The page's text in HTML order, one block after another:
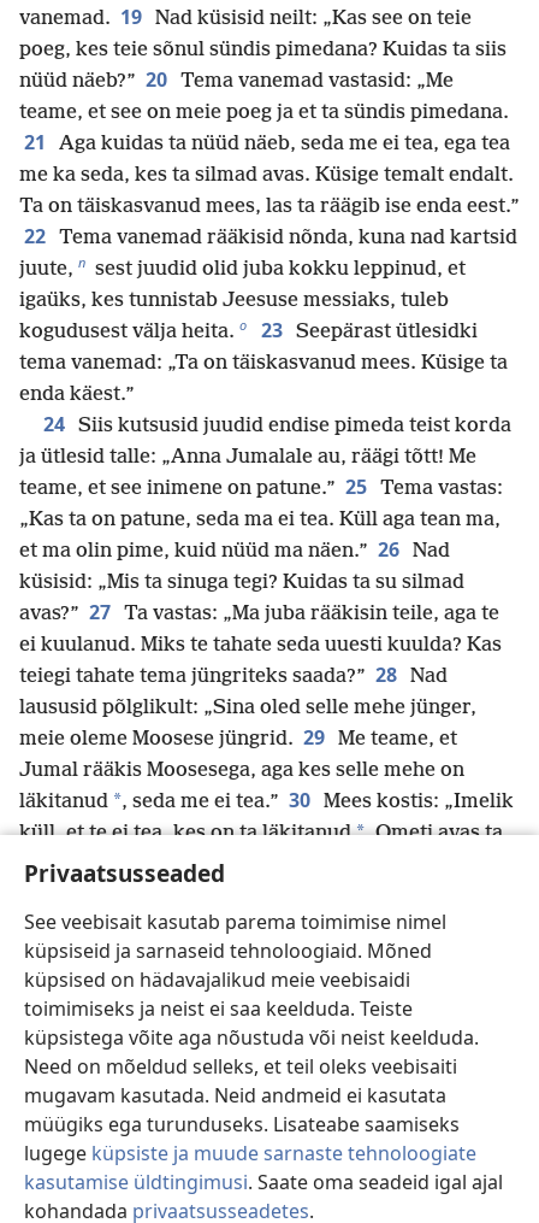
Privaatsusseaded
See veebisait kasutab parema toimimise nimel
küpsiseid ja sarnaseid tehnoloogiaid. Mõned
küpsised on hädavajalikud meie veebisaidi
toimimiseks ja neist ei saa keelduda. Teiste
küpsistega võite aga nõustuda või neist keelduda.
Need on mõeldud selleks, et teil oleks veebisaiti
mugavam kasutada. Neid andmeid ei kasutata
müügiks ega turunduseks. Lisateabe saamiseks
lugege küpsiste ja muude sarnaste tehnoloogiate
kasutamise üldtingimusi. Saate oma seadeid igal ajal
kohandada privaatsusseadetes.
vanemad. 19 Nad küsisid neilt: „Kas see on teie
poeg, kes teie sõnul sündis pimedana? Kuidas ta siis
nüüd näeb?” 20 Tema vanemad vastasid: „Me
teame, et see on meie poeg ja et ta sündis pimedana.
21
Aga kuidas ta nüüd näeb, seda me ei tea, ega tea
me ka seda, kes ta silmad avas. Küsige temalt endalt.
Ta on täiskasvanud mees, las ta räägib ise enda eest.”
22 Tema vanemad rääkisid nõnda, kuna nad kartsid
juute, n sest juudid olid juba kokku leppinud, et
igaüks, kes tunnistab Jeesuse messiaks, tuleb
kogudusest välja heita. o 23 Seepärast ütlesidki
tema vanemad: „Ta on täiskasvanud mees. Küsige ta
enda käest.”
24 Siis kutsusid juudid endise pimeda teist korda
ja ütlesid talle: „Anna Jumalale au, räägi tõtt! Me
teame, et see inimene on patune.” 25 Tema vastas:
„Kas ta on patune, seda ma ei tea. Küll aga tean ma,
et ma olin pime, kuid nüüd ma näen.” 26 Nad
küsisid: „Mis ta sinuga tegi? Kuidas ta su silmad
avas?” 27 Ta vastas: „Ma juba rääkisin teile, aga te
ei kuulanud. Miks te tahate seda uuesti kuulda? Kas
teiegi tahate tema jüngriteks saada?” 28 Nad
laususid põlglikult: „Sina oled selle mehe jünger,
meie oleme Moosese jüngrid. 29 Me teame, et
Jumal rääkis Moosesega, aga kes selle mehe on
läkitanud *, seda me ei tea.” 30 Mees kostis: „Imelik
küll, et te ei tea, kes on ta läkitanud *. Ometi avas ta
mu silmad. 31 Me teame, et Jumal ei kuula
täidab tema tahet. q 32 Pole ju kunagi kuuldud, et
keegi oleks avanud pimedana sündinu silmad.
Kui selle inimesega poleks Jumalat, ei suudaks ta
mitte midagi teha.” r 34 Selle peale ütlesid nad talle:
„Sa oled läbinisti patusena sündinud ja tuled meid
õpetama!” Ja nad heitsid ta välja. s
35 Jeesus sai kuulda, et nad olid ta välja heitnud,
ning temaga kohtudes küsis ta: „Kas sa usud
Inimesepojasse?” 36 Mees kostis: „Kes ta on, isand,
et ma võiksin temasse uskuda?”